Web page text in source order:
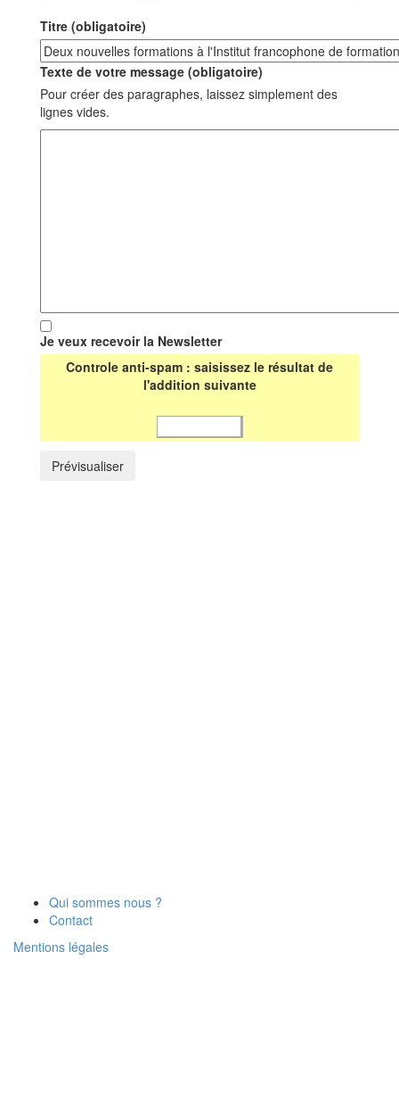
Titre (obligatoire)
Texte de votre message (obligatoire)
Pour créer des paragraphes, laissez simplement des
lignes vides.
Je veux recevoir la Newsletter
Controle anti-spam : saisissez le résultat de
l'addition suivante
Qui sommes nous ?
Contact
Mentions légales